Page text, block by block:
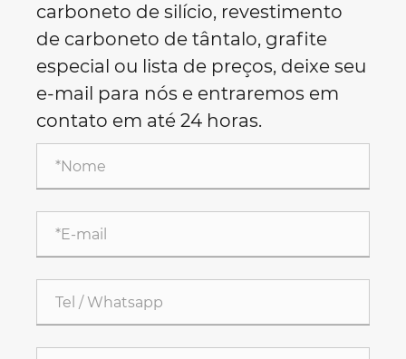
carboneto de silício, revestimento
de carboneto de tântalo, grafite
especial ou lista de preços, deixe seu
e-mail para nós e entraremos em
contato em até 24 horas.